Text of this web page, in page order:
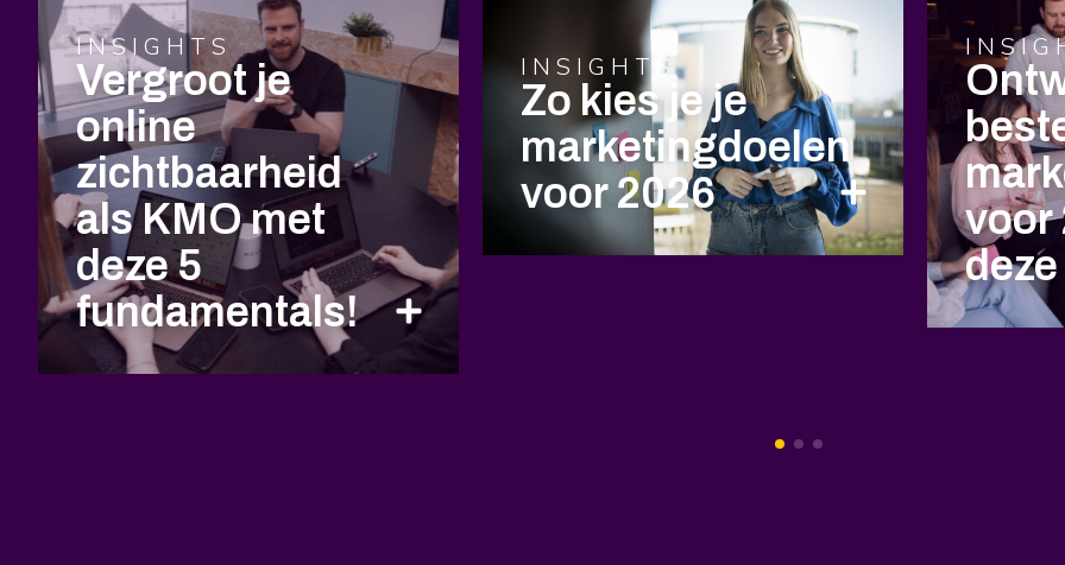
INSIGHTS
Vergroot je
online
zichtbaarheid
als KMO met
deze 5
fundamentals!
INSIGHTS
Zo kies je je
marketingdoelen
voor 2026
voor